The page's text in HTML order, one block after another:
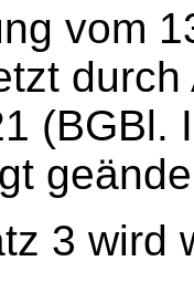
vom
(BGBl.
3 wird